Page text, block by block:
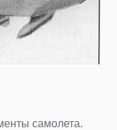
самолета.